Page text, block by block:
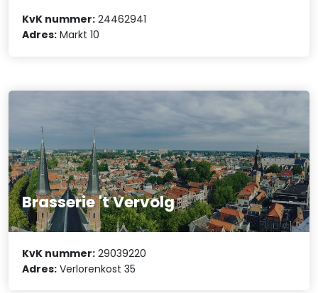
KvK nummer: 24462941
Adres: Markt 10
Brasserie 't Vervolg
KvK nummer: 29039220
Adres: Verlorenkost 35